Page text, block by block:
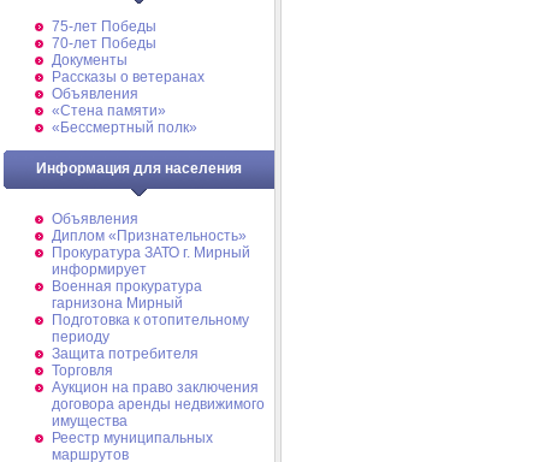
75-лет Победы
70-лет Победы
Документы
Рассказы о ветеранах
Объявления
«Стена памяти»
«Бессмертный полк»
Информация для населения
Объявления
Диплом «Признательность»
Прокуратура ЗАТО г. Мирный
информирует
Военная прокуратура
гарнизона Мирный
Подготовка к отопительному
периоду
Защита потребителя
Торговля
Аукцион на право заключения
договора аренды недвижимого
имущества
Реестр муниципальных
маршрутов